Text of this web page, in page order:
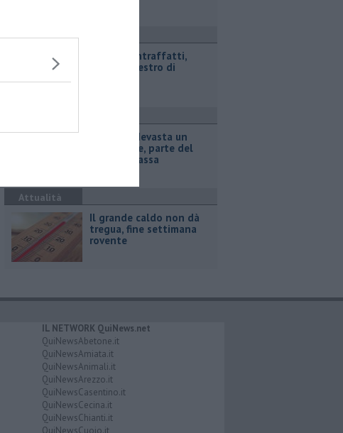
Cronaca
Marchi contraffatti,
maxi sequestro di
Incendio devasta un
capannone, parte del
tetto collassa
Attualità
Il grande caldo non dà
tregua, fine settimana
rovente
IL NETWORK QuiNews.net
QuiNewsAbetone.it
QuiNewsAmiata.it
QuiNewsAnimali.it
QuiNewsArezzo.it
QuiNewsCasentino.it
QuiNewsCecina.it
QuiNewsChianti.it
QuiNewsCuoio.it